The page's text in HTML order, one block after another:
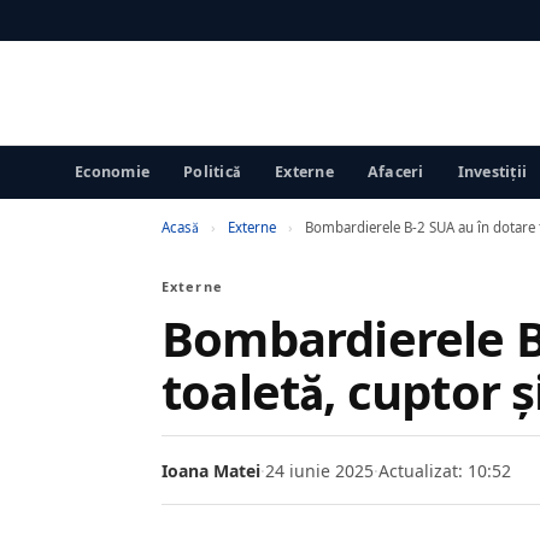
Economie Politică Externe Afaceri Investiții
Acasă › Externe › Bombardierele B-2 SUA au în
Externe
Bombardierele
toaletă, cuptor
Ioana Matei·24 iunie 2025·Actualizat: 10:52